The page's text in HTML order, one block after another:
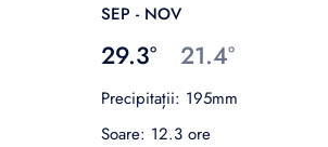
SEP - NOV
29.3° 21.4°
Precipitații: 195mm
Soare: 12.3 ore